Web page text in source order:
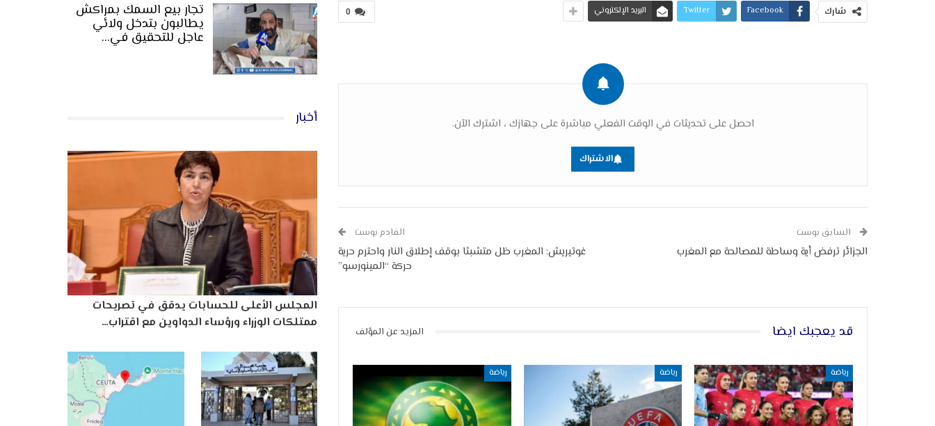
0 شارك Facebook
Twitter البريد الإلكتروني
احصل على تحديثات في الوقت الفعلي مباشرة على جهازك ، اشترك الآن.
الاشتراك
السابق بوست
الجزائر ترفض أية وساطة للمصالحة مع المغرب
القادم بوست
غوتيريش: المغرب ظل متشبثا بوقف إطلاق النار واحترم حرية
حركة “المينورسو”
قد يعجبك ايضا المزيد عن المؤلف
رياضة رياضة رياضة
تجار بيع السمك بمراكش
يطالبون بتدخل ولائي
عاجل للتحقيق في…
أخبار
المجلس الأعلى للحسابات يدقق في تصريحات
ممتلكات الوزراء ورؤساء الدواوين مع اقتراب…